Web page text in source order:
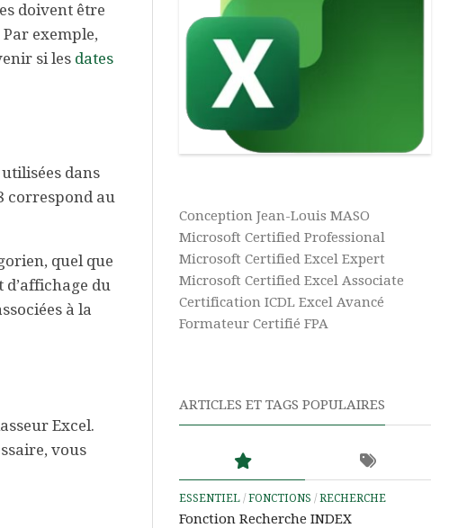
Excel
Excel
Ultime
365
Power
BI
Aide
Tutos
Access
Tutos
Tutos
PowerPoint
doivent être
exemple,
si les dates
dans
correspond au
quel que
du
à la
Excel.
vous
Conception Jean-Louis MASO
Microsoft Certified Professional
Microsoft Certified Excel Expert
Microsoft Certified Excel Associate
Certification ICDL Excel Avancé
Formateur Certifié FPA
ARTICLES ET TAGS POPULAIRES
ESSENTIEL / FONCTIONS / RECHERCHE
Fonction Recherche INDEX